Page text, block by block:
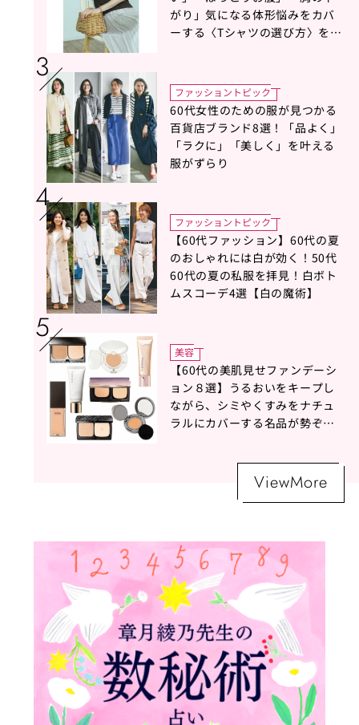
がり」気になる体形悩みをカバ
ーする〈Tシャツの選び方〉をス
ファッショントピック
60代女性のための服が見つかる
百貨店ブランド8選！「品よく」
「ラクに」「美しく」を叶える
服がずらり
ファッショントピック
【60代ファッション】60代の夏
のおしゃれには白が効く！50代
60代の夏の私服を拝見！白ボト
ムスコーデ4選【白の魔術】
美容
【60代の美肌見せファンデーシ
ョン８選】うるおいをキープし
ながら、シミやくすみをナチュ
ラルにカバーする名品が勢ぞろ
ViewMore